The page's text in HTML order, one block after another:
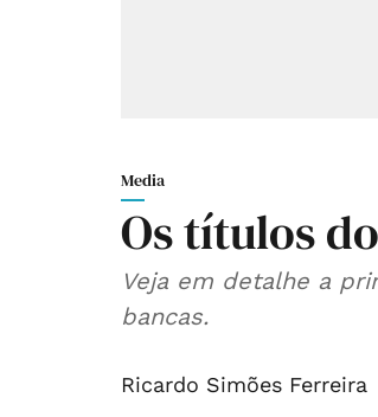
Media
Os títulos
Veja em detalhe a
bancas.
Ricardo Simões Ferreira